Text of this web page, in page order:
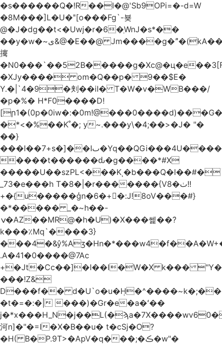
�s������Q�!R��I�@'Sb9OPi=�-d=W
�8M���]L�U�ʺ[o���Fg`-뵺
@�J�dg��t<�Uwj�r�6�ְWnJ�s*��
��y�w�~ى&@�E��@ Jm����g�ˮ�(kA��b�^"���3���4�q��E$�J���`�%�y�JcX����2��R�,q0��3�
㩷
�XJy���� om�Q��p� 9��$E�
Y.�|`4�9�刾��iI� T�W�v�WB���/
�p�%� H*F0����D!
�*<�%��K˚�; y~.���y\�4;��>�J� "�
��}
���I��7+s�]��Iٮ�Yq��QGi���4U�����
����t������ԃ�g����*#X
_73�e���h T�8�|�r�������{V8�ٺ!!
+�{u�����ģn�6�+�:J!8oV���#}
�*����� _�~h��-
ݍ�AZ��MR@�h�U)�X���쎑��݁?
k���٪Mq`����3}
.A�41�0����@7Ac
+�Jt�Cc��]�I��I�W�X k���
���!Z&
D���f��
�t�=�:�| ���)�Gr�e�a�ʻ��
j�*x���H_N�j��L(�ϡa�7X����wv׈�60pM�
河n]�"�=I�X�B��u� t�cSj�O?
�H( B�P.9T>�ApV�q���;�ڪ�w"�